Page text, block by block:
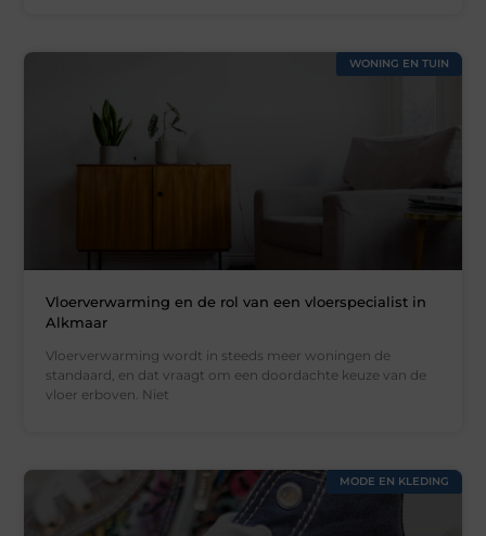
WONING EN TUIN
Vloerverwarming en de rol van een vloerspecialist in
Alkmaar
Vloerverwarming wordt in steeds meer woningen de
standaard, en dat vraagt om een doordachte keuze van de
vloer erboven. Niet
MODE EN KLEDING